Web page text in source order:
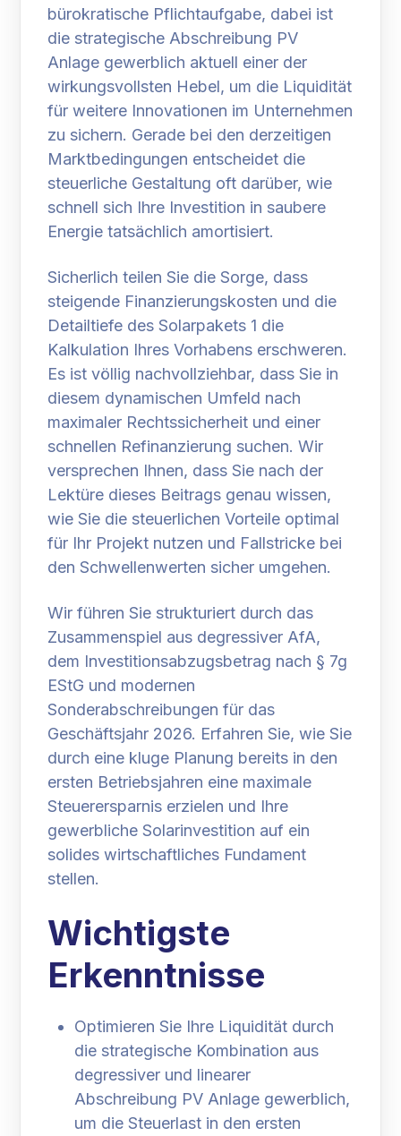
bürokratische Pflichtaufgabe, dabei ist
die strategische Abschreibung PV
Anlage gewerblich aktuell einer der
wirkungsvollsten Hebel, um die Liquidität
für weitere Innovationen im Unternehmen
zu sichern. Gerade bei den derzeitigen
Marktbedingungen entscheidet die
steuerliche Gestaltung oft darüber, wie
schnell sich Ihre Investition in saubere
Energie tatsächlich amortisiert.
Sicherlich teilen Sie die Sorge, dass
steigende Finanzierungskosten und die
Detailtiefe des Solarpakets 1 die
Kalkulation Ihres Vorhabens erschweren.
Es ist völlig nachvollziehbar, dass Sie in
diesem dynamischen Umfeld nach
maximaler Rechtssicherheit und einer
schnellen Refinanzierung suchen. Wir
versprechen Ihnen, dass Sie nach der
Lektüre dieses Beitrags genau wissen,
wie Sie die steuerlichen Vorteile optimal
für Ihr Projekt nutzen und Fallstricke bei
den Schwellenwerten sicher umgehen.
Wir führen Sie strukturiert durch das
Zusammenspiel aus degressiver AfA,
dem Investitionsabzugsbetrag nach § 7g
EStG und modernen
Sonderabschreibungen für das
Geschäftsjahr 2026. Erfahren Sie, wie Sie
durch eine kluge Planung bereits in den
ersten Betriebsjahren eine maximale
Steuerersparnis erzielen und Ihre
gewerbliche Solarinvestition auf ein
solides wirtschaftliches Fundament
stellen.
Wichtigste
Erkenntnisse
Optimieren Sie Ihre Liquidität durch
die strategische Kombination aus
degressiver und linearer
Abschreibung PV Anlage gewerblich,
um die Steuerlast in den ersten